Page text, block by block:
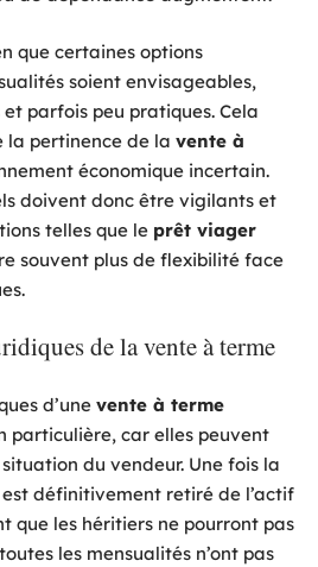
que certaines options
soient envisageables,
parfois peu pratiques. Cela
la pertinence de la vente à
économique incertain.
doivent donc être vigilants et
telles que le prêt viager
souvent plus de flexibilité face
de la vente à terme
d’une vente à terme
particulière, car elles peuvent
du vendeur. Une fois la
définitivement retiré de l’actif
que les héritiers ne pourront pas
les mensualités n’ont pas